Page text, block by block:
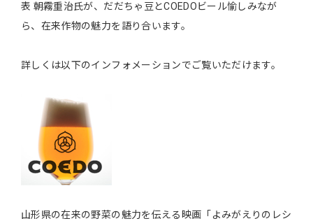
表 朝霧重治氏が、だだちゃ豆とCOEDOビール愉しみなが
ら、在来作物の魅力を語り合います。
詳しくは以下のインフォメーションでご覧いただけます。
山形県の在来の野菜の魅力を伝える映画「よみがえりのレシ